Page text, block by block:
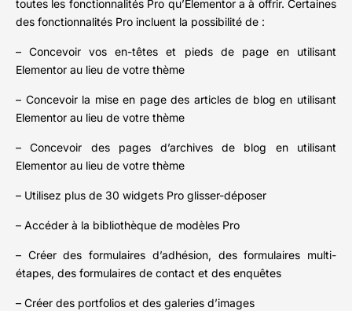
toutes les fonctionnalités Pro qu’Elementor a à offrir. Certaines
des fonctionnalités Pro incluent la possibilité de :
– Concevoir vos en-têtes et pieds de page en utilisant
Elementor au lieu de votre thème
– Concevoir la mise en page des articles de blog en utilisant
Elementor au lieu de votre thème
– Concevoir des pages d’archives de blog en utilisant
Elementor au lieu de votre thème
– Utilisez plus de 30 widgets Pro glisser-déposer
– Accéder à la bibliothèque de modèles Pro
– Créer des formulaires d’adhésion, des formulaires multi-
étapes, des formulaires de contact et des enquêtes
– Créer des portfolios et des galeries d’images